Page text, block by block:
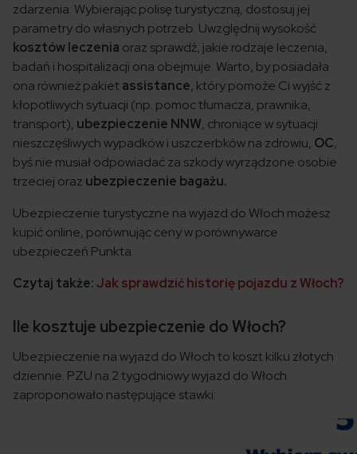
zdarzenia. Wybierając polisę turystyczną, dostosuj jej
parametry do własnych potrzeb. Uwzględnij wysokość
kosztów leczenia oraz sprawdź, jakie rodzaje leczenia,
badań i hospitalizacji ona obejmuje. Warto, by posiadała
ona również pakiet assistance, który pomoże Ci wyjść z
kłopotliwych sytuacji (np. pomoc tłumacza, prawnika,
transport), ubezpieczenie NNW, chroniące w sytuacji
nieszczęśliwych wypadków i uszczerbków na zdrowiu, OC,
byś nie musiał odpowiadać za szkody wyrządzone osobie
trzeciej oraz ubezpieczenie bagażu.
Ubezpieczenie turystyczne na wyjazd do Włoch możesz
kupić online, porównując ceny w porównywarce
ubezpieczeń Punkta.
Czytaj także:Jak sprawdzić historię pojazdu z Włoch?
Ile kosztuje ubezpieczenie do Włoch?
Ubezpieczenie na wyjazd do Włoch to koszt kilku złotych
dziennie. PZU na 2 tygodniowy wyjazd do Włoch
zaproponowało następujące stawki: